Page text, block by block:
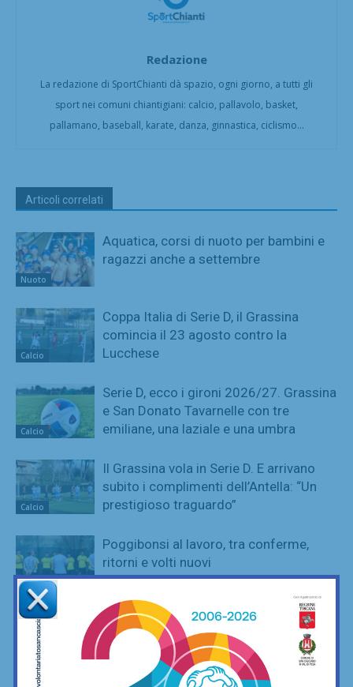
Redazione
La redazione di SportChianti dà spazio, ogni giorno, a tutti gli
sport nei comuni chiantigiani: calcio, pallavolo, basket,
pallamano, baseball, karate, danza, ginnastica, ciclismo...
Articoli correlati
Nuoto
Aquatica, corsi di nuoto per bambini e
ragazzi anche a settembre
Calcio
Coppa Italia di Serie D, il Grassina
comincia il 23 agosto contro la
Lucchese
Calcio
Serie D, ecco i gironi 2026/27. Grassina
e San Donato Tavarnelle con tre
emiliane, una laziale e una umbra
Calcio
Il Grassina vola in Serie D. E arrivano
subito i complimenti dell’Antella: “Un
prestigioso traguardo”
Calcio
Poggibonsi al lavoro, tra conferme,
ritorni e volti nuovi
Calcio
Adesso è proprio ufficiale: il Grassina
giocherà in Serie D nella prossima
stagione